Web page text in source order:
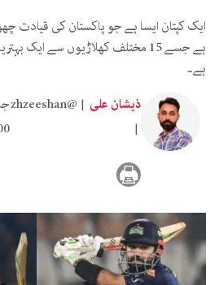
ایک کپتان ایسا ہے جو پاکستان کی قیادت
ہے جسے 15 مختلف کھلاڑیوں سے ایک
ہے۔
ذیشان علی
zhzeeshan@